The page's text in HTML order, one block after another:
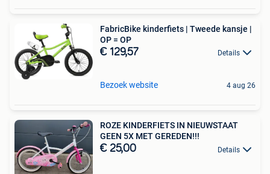
FabricBike kinderfiets | Tweede kansje |
OP = OP
€ 129,57 Details
Bezoek website 4 aug 26
ROZE KINDERFIETS IN NIEUWSTAAT
GEEN 5X MET GEREDEN!!!
€ 25,00 Details